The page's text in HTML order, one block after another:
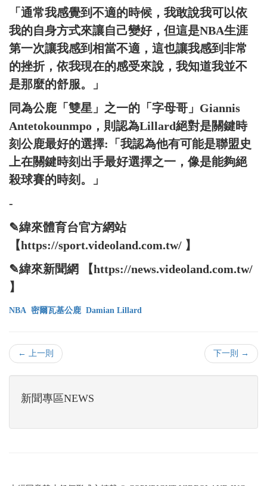
「通常我感覺到不適的時候，我敢說我可以依
我的自身方式來讓自己變好，但這是NBA生涯
第一次讓我感到相當不適，這也讓我感到非常
的挫折，依我現在的感受來說，我知道我並不
是那麼的舒服。」
同為公鹿「雙星」之一的「字母哥」Giannis
Antetokounmpo，則認為Lillard絕對是關鍵時
刻公鹿最好的選擇:「我認為他有可能是聯盟史
上在關鍵時刻出手最好選擇之一，像是能夠絕
殺球賽的時刻。」
-
✎緯來體育台官方網站
【https://sport.videoland.com.tw/ 】
✎緯來新聞網 【https://news.videoland.com.tw/
】
NBA 密爾瓦基公鹿 Damian Lillard
← 上一則 下一則 →
新聞專區NEWS